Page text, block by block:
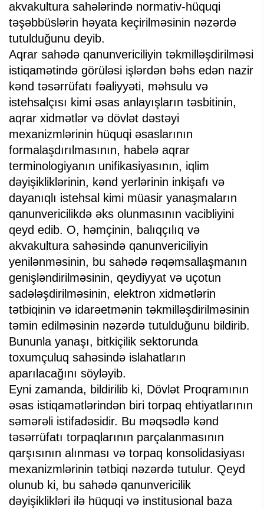
akvakultura sahələrində normativ-hüquqi
təşəbbüslərin həyata keçirilməsinin nəzərdə
tutulduğunu deyib.
Aqrar sahədə qanunvericiliyin təkmilləşdirilməsi
istiqamətində görüləsi işlərdən bəhs edən nazir
kənd təsərrüfatı fəaliyyəti, məhsulu və
istehsalçısı kimi əsas anlayışların təsbitinin,
aqrar xidmətlər və dövlət dəstəyi
mexanizmlərinin hüquqi əsaslarının
formalaşdırılmasının, habelə aqrar
terminologiyanın unifikasiyasının, iqlim
dəyişikliklərinin, kənd yerlərinin inkişafı və
dayanıqlı istehsal kimi müasir yanaşmaların
qanunvericilikdə əks olunmasının vacibliyini
qeyd edib. O, həmçinin, balıqçılıq və
akvakultura sahəsində qanunvericiliyin
yenilənməsinin, bu sahədə rəqəmsallaşmanın
genişləndirilməsinin, qeydiyyat və uçotun
sadələşdirilməsinin, elektron xidmətlərin
tətbiqinin və idarəetmənin təkmilləşdirilməsinin
təmin edilməsinin nəzərdə tutulduğunu bildirib.
Bununla yanaşı, bitkiçilik sektorunda
toxumçuluq sahəsində islahatların
aparılacağını söyləyib.
Eyni zamanda, bildirilib ki, Dövlət Proqramının
əsas istiqamətlərindən biri torpaq ehtiyatlarının
səmərəli istifadəsidir. Bu məqsədlə kənd
təsərrüfatı torpaqlarının parçalanmasının
qarşısının alınması və torpaq konsolidasiyası
mexanizmlərinin tətbiqi nəzərdə tutulur. Qeyd
olunub ki, bu sahədə qanunvericilik
dəyişiklikləri ilə hüquqi və institusional baza